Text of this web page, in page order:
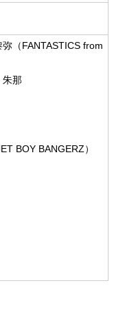
（FANTASTICS from
那
BOY BANGERZ）